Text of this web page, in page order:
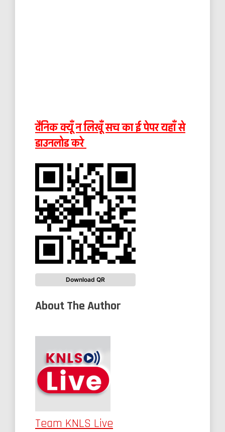
दैनिक क्यूँ न लिखूँ सच का ई पेपर यहाँ से
डाउनलोड करे
Download QR
About The Author
Team KNLS Live